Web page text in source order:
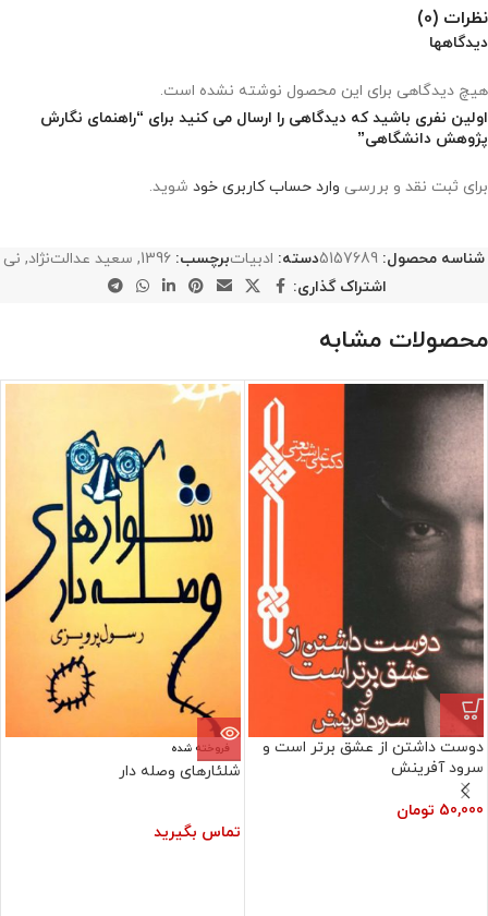
نظرات (0)
دیدگاهها
هیچ دیدگاهی برای این محصول نوشته نشده است.
اولین نفری باشید که دیدگاهی را ارسال می کنید برای “راهنمای نگارش
پژوهش دانشگاهی”
برای ثبت نقد و بررسی وارد حساب کاربری خود شوید.
شناسه محصول: 5157689دسته: ادبیاتبرچسب: 1396
, سعید عدالت‌نژاد, نی
اشتراک گذاری:
محصولات مشابه
دوست داشتن از عشق برتر است و
سرود آفرینش
50,000 تومان
فروخته شده
شلئارهای وصله دار
تماس بگیرید